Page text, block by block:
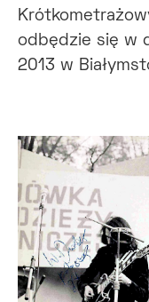
odbędzie się w
2013 w